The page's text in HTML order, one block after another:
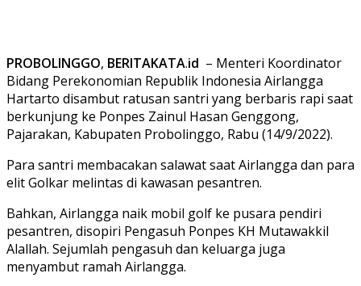
PROBOLINGGO, BERITAKATA.id – Menteri Koordinator
Bidang Perekonomian Republik Indonesia Airlangga
Hartarto disambut ratusan santri yang berbaris rapi saat
berkunjung ke Ponpes Zainul Hasan Genggong,
Pajarakan, Kabupaten Probolinggo, Rabu (14/9/2022).
Para santri membacakan salawat saat Airlangga dan para
elit Golkar melintas di kawasan pesantren.
Bahkan, Airlangga naik mobil golf ke pusara pendiri
pesantren, disopiri Pengasuh Ponpes KH Mutawakkil
Alallah. Sejumlah pengasuh dan keluarga juga
menyambut ramah Airlangga.